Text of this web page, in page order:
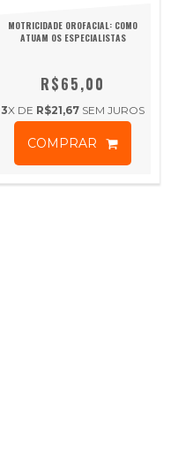
MOTRICIDADE OROFACIAL: COMO
ATUAM OS ESPECIALISTAS
R$65,00
3X DE R$21,67 SEM JUROS
COMPRAR